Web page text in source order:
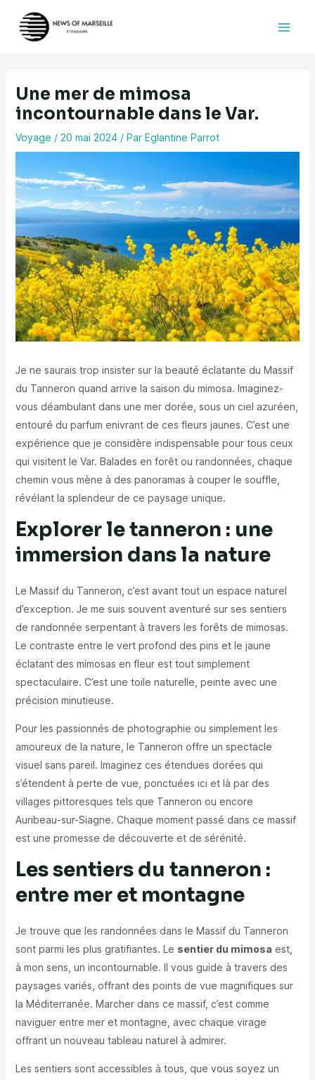
contenu
Une mer de mimosa
incontournable dans le Var.
Voyage / 20 mai 2024 / Par Eglantine Parrot
Je ne saurais trop insister sur la beauté éclatante du Massif
du Tanneron quand arrive la saison du mimosa. Imaginez-
vous déambulant dans une mer dorée, sous un ciel azuréen,
entouré du parfum enivrant de ces fleurs jaunes. C’est une
expérience que je considère indispensable pour tous ceux
qui visitent le Var. Balades en forêt ou randonnées, chaque
chemin vous mène à des panoramas à couper le souffle,
révélant la splendeur de ce paysage unique.
Explorer le tanneron : une
immersion dans la nature
Le Massif du Tanneron, c’est avant tout un espace naturel
d’exception. Je me suis souvent aventuré sur ses sentiers
de randonnée serpentant à travers les forêts de mimosas.
Le contraste entre le vert profond des pins et le jaune
éclatant des mimosas en fleur est tout simplement
spectaculaire. C’est une toile naturelle, peinte avec une
précision minutieuse.
Pour les passionnés de photographie ou simplement les
amoureux de la nature, le Tanneron offre un spectacle
visuel sans pareil. Imaginez ces étendues dorées qui
s’étendent à perte de vue, ponctuées ici et là par des
villages pittoresques tels que Tanneron ou encore
Auribeau-sur-Siagne. Chaque moment passé dans ce massif
est une promesse de découverte et de sérénité.
Les sentiers du tanneron :
entre mer et montagne
Je trouve que les randonnées dans le Massif du Tanneron
sont parmi les plus gratifiantes. Le sentier du mimosa est,
à mon sens, un incontournable. Il vous guide à travers des
paysages variés, offrant des points de vue magnifiques sur
la Méditerranée. Marcher dans ce massif, c’est comme
naviguer entre mer et montagne, avec chaque virage
offrant un nouveau tableau naturel à admirer.
Les sentiers sont accessibles à tous, que vous soyez un